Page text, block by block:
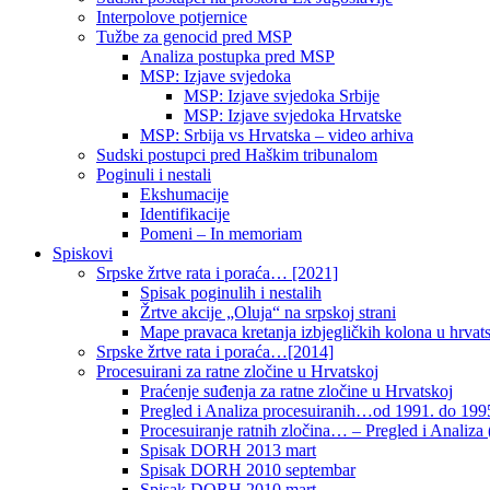
Interpolove potjernice
Tužbe za genocid pred MSP
Analiza postupka pred MSP
MSP: Izjave svjedoka
MSP: Izjave svjedoka Srbije
MSP: Izjave svjedoka Hrvatske
MSP: Srbija vs Hrvatska – video arhiva
Sudski postupci pred Haškim tribunalom
Poginuli i nestali
Ekshumacije
Identifikacije
Pomeni – In memoriam
Spiskovi
Srpske žrtve rata i poraća… [2021]
Spisak poginulih i nestalih
Žrtve akcije „Oluja“ na srpskoj strani
Mape pravaca kretanja izbjegličkih kolona u
Srpske žrtve rata i poraća…[2014]
Procesuirani za ratne zločine u Hrvatskoj
Praćenje suđenja za ratne zločine u Hrvatskoj
Pregled i Analiza procesuiranih…od 1991. do
Procesuiranje ratnih zločina… – Pregled i Analiza
Spisak DORH 2013 mart
Spisak DORH 2010 septembar